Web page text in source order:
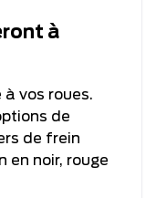
à
vos roues.
de
de frein
en noir, rouge